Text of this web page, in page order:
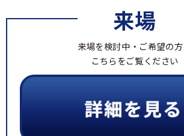
来場
来場を検討中・ご希望の
こちらをご覧ください